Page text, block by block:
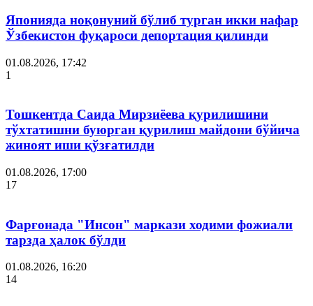
Японияда ноқонуний бўлиб турган икки нафар
Ўзбекистон фуқароси депортация қилинди
01.08.2026, 17:42
1
Тошкентда Саида Мирзиёева қурилишини
тўхтатишни буюрган қурилиш майдони бўйича
жиноят иши қўзғатилди
01.08.2026, 17:00
17
Фарғонада "Инсон" маркази ходими фожиали
тарзда ҳалок бўлди
01.08.2026, 16:20
14